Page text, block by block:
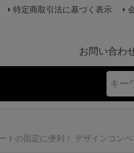
特定商取引法に基づく表示
お問い合わ
便利！ デザインコンペでIDS賞